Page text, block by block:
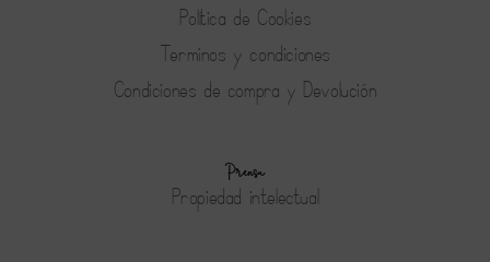
Política de Cookies
Terminos y condiciones
Condiciones de compra y Devolución
Prensa
Propiedad intelectual